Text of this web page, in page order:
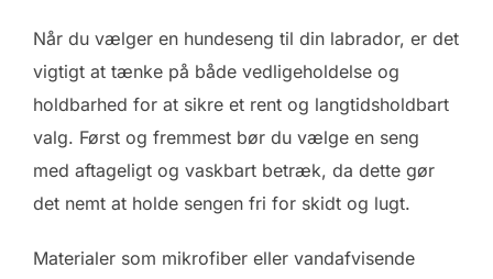
Når du vælger en hundeseng til din labrador, er det
vigtigt at tænke på både vedligeholdelse og
holdbarhed for at sikre et rent og langtidsholdbart
valg. Først og fremmest bør du vælge en seng
med aftageligt og vaskbart betræk, da dette gør
det nemt at holde sengen fri for skidt og lugt.
Materialer som mikrofiber eller vandafvisende